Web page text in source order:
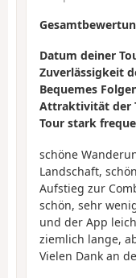
Datum deiner
Zuverlässigkeit
Bequemes
Attraktivität der
Tour stark
schöne
Landschaft,
Aufstieg zur
schön, sehr
und der App
ziemlich lange,
Vielen Dank an